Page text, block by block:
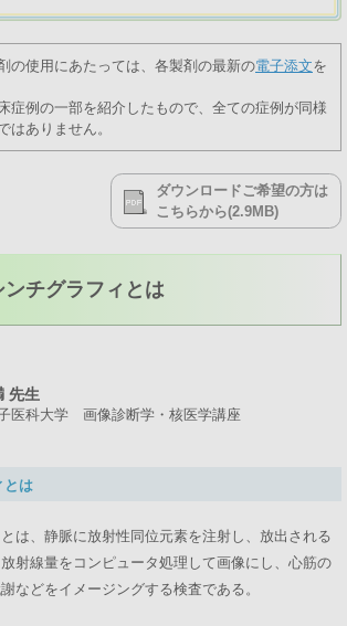
の使用にあたっては、各製剤の最新の電子添文を
症例の一部を紹介したもので、全ての症例が同様
はありません。
ダウンロードご希望の方は
こちらから(2.9MB)
ンチグラフィとは
先生
医科大学 画像診断学・核医学講座
とは
は、静脈に放射性同位元素を注射し、放出される
射線量をコンピュータ処理して画像にし、心筋の
などをイメージングする検査である。